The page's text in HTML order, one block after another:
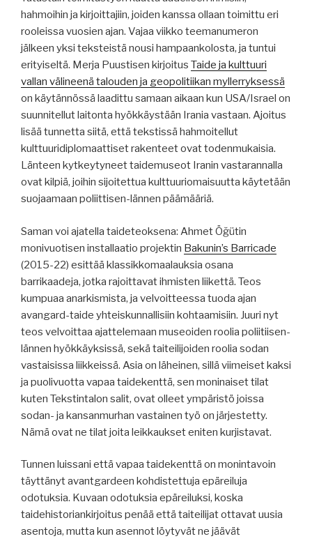
hahmoihin ja kirjoittajiin, joiden kanssa ollaan toimittu eri
rooleissa vuosien ajan. Vajaa viikko teemanumeron
jälkeen yksi teksteistä nousi hampaankolosta, ja tuntui
erityiseltä. Merja Puustisen kirjoitus Taide ja kulttuuri
vallan välineenä talouden ja geopolitiikan myllerryksessä
on käytännössä laadittu samaan aikaan kun USA/Israel on
suunnitellut laitonta hyökkäystään Irania vastaan. Ajoitus
lisää tunnetta siitä, että tekstissä hahmoitellut
kulttuuridiplomaattiset rakenteet ovat todenmukaisia.
Länteen kytkeytyneet taidemuseot Iranin vastarannalla
ovat kilpiä, joihin sijoitettua kulttuuriomaisuutta käytetään
suojaamaan poliittisen-lännen päämääriä.
Saman voi ajatella taideteoksena: Ahmet Öğütin
monivuotisen installaatio projektin Bakunin’s Barricade
(2015-22) esittää klassikkomaalauksia osana
barrikaadeja, jotka rajoittavat ihmisten liikettä. Teos
kumpuaa anarkismista, ja velvoitteessa tuoda ajan
avangard-taide yhteiskunnallisiin kohtaamisiin. Juuri nyt
teos velvoittaa ajattelemaan museoiden roolia poliitiisen-
lännen hyökkäyksissä, sekä taiteilijoiden roolia sodan
vastaisissa liikkeissä. Asia on läheinen, sillä viimeiset kaksi
ja puolivuotta vapaa taidekenttä, sen moninaiset tilat
kuten Tekstintalon salit, ovat olleet ympäristö joissa
sodan- ja kansanmurhan vastainen työ on järjestetty.
Nämä ovat ne tilat joita leikkaukset eniten kurjistavat.
Tunnen luissani että vapaa taidekenttä on monintavoin
täyttänyt avantgardeen kohdistettuja epäreiluja
odotuksia. Kuvaan odotuksia epäreiluksi, koska
taidehistoriankirjoitus penää että taiteilijat ottavat uusia
asentoja, mutta kun asennot löytyvät ne jäävät